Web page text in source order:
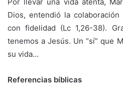
Dios, entendió la
con fidelidad (Lc 1,26-38).
tenemos a Jesús. Un “sí” que
su vida…
Referencias bíblicas